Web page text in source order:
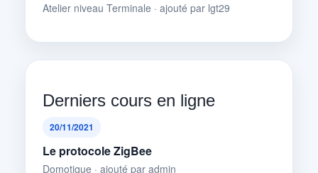
Atelier niveau Terminale · ajouté par lgt29
Derniers cours en ligne
20/11/2021
Le protocole ZigBee
Domotique · ajouté par admin